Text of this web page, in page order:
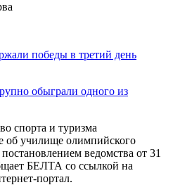
победы в третий день
обыграли одного из
спорта и туризма
об училище олимпийского
ведомства от 31
БЕЛТА со ссылкой на
портал.